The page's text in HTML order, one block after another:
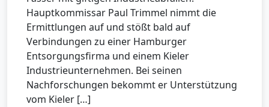
Hauptkommissar Paul Trimmel nimmt die
Ermittlungen auf und stößt bald auf
Verbindungen zu einer Hamburger
Entsorgungsfirma und einem Kieler
Industrieunternehmen. Bei seinen
Nachforschungen bekommt er Unterstützung
vom Kieler […]